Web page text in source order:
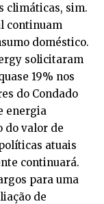
climáticas, sim.
continuam
doméstico.
solicitaram
19% nos
do Condado
energia
do valor de
atuais
continuará.
para uma
de